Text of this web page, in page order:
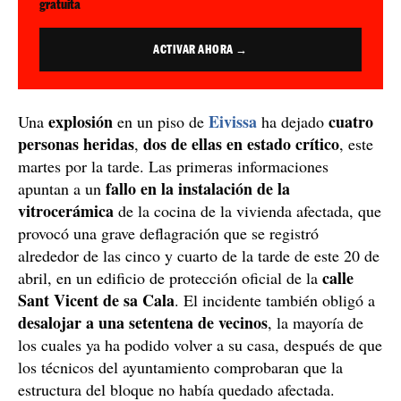
gratuita
ACTIVAR AHORA →
Una explosión en un piso de Eivissa ha dejado cuatro
personas heridas, dos de ellas en estado crítico, este
martes por la tarde. Las primeras informaciones
apuntan a un fallo en la instalación de la
vitrocerámica de la cocina de la vivienda afectada, que
provocó una grave deflagración que se registró
alrededor de las cinco y cuarto de la tarde de este 20 de
abril, en un edificio de protección oficial de la calle
Sant Vicent de sa Cala. El incidente también obligó a
desalojar a una setentena de vecinos, la mayoría de
los cuales ya ha podido volver a su casa, después de que
los técnicos del ayuntamiento comprobaran que la
estructura del bloque no había quedado afectada.